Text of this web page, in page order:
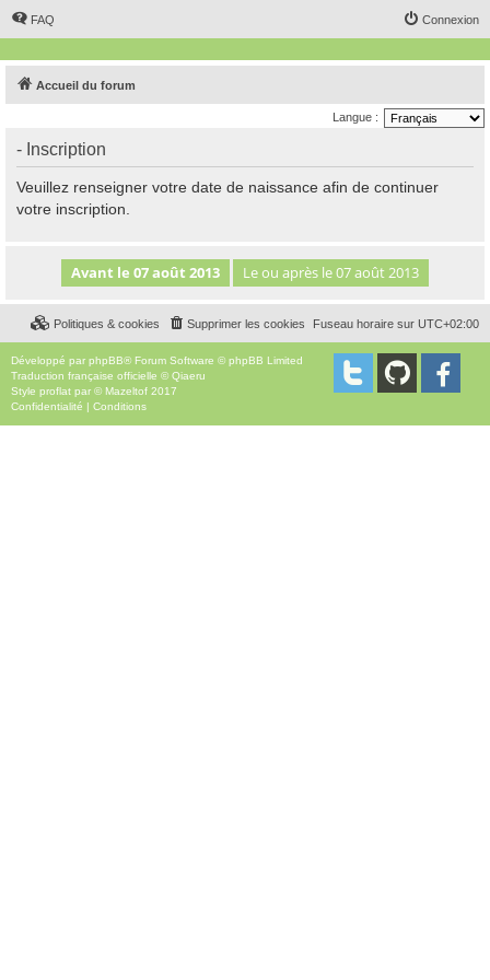
FAQ Connexion
Accueil du forum
Langue :
- Inscription
Veuillez renseigner votre date de naissance afin de continuer
votre inscription.
Fuseau horaire sur UTC+02:00
Supprimer les cookies
Politiques & cookies
Développé par phpBB® Forum Software © phpBB Limited
Traduction française officielle ©Qiaeru
Style proflat par © Mazeltof 2017
Confidentialité
Conditions